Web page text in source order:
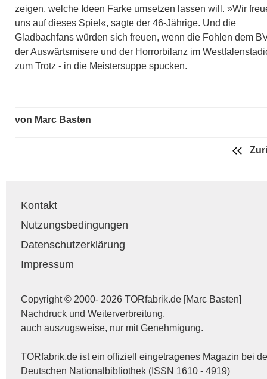
zeigen, welche Ideen Farke umsetzen lassen will. »Wir
uns auf dieses Spiel«, sagte der 46-Jährige. Und die
Gladbachfans würden sich freuen, wenn die Fohlen dem
der Auswärtsmisere und der Horrorbilanz im
zum Trotz - in die Meistersuppe spucken.
von Marc Basten
Kontakt
Nutzungsbedingungen
Datenschutzerklärung
Impressum
Copyright © 2000- 2026 TORfabrik.de [Marc Basten]
Nachdruck und Weiterverbreitung,
auch auszugsweise, nur mit Genehmigung.
TORfabrik.de ist ein offiziell eingetragenes Magazin bei
Deutschen Nationalbibliothek (ISSN 1610 - 4919)